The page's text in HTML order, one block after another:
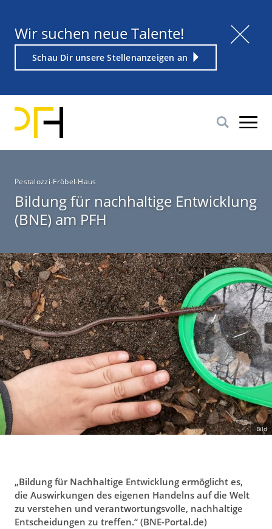
InhaltTitel
Wir suchen neue Talente!
Link
Schau Dir unsere Stellenanzeigen an
P
f
a
d
n
v
i
g
a
t
i
o
n
Pestalozzi-Fröbel-Haus
Bildung für nachhaltige Entwicklung
(BNE) am PFH
Bild
„Bildung für Nachhaltige Entwicklung ermöglicht es,
die Auswirkungen des eigenen Handelns auf die Welt
zu verstehen und verantwortungsvolle, nachhaltige
Entscheidungen zu treffen.“ (BNE-Portal.de)